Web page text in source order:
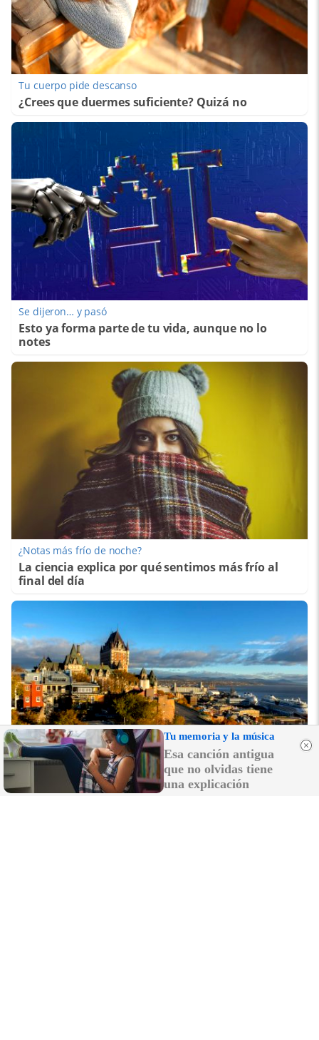
Tu cuerpo pide descanso
¿Crees que duermes suficiente? Quizá no
Se dijeron… y pasó
Esto ya forma parte de tu vida, aunque no lo
notes
¿Notas más frío de noche?
La ciencia explica por qué sentimos más frío al
final del día
Dónde viajar en 2026
Tu memoria y la música
Esa canción antigua
que no olvidas tiene
una explicación